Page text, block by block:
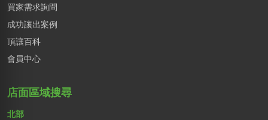
買家需求詢問
成功讓出案例
頂讓百科
會員中心
店面區域搜尋
北部